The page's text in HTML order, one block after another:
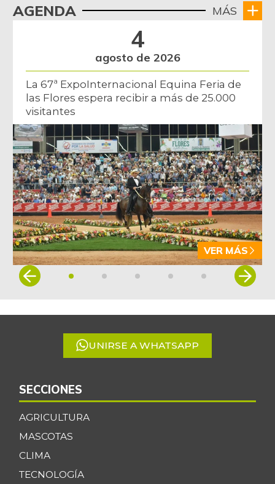
AGENDA MÁS
4
agosto de 2026
La 67ª ExpoInternacional Equina Feria de
las Flores espera recibir a más de 25.000
visitantes
VER MÁS
Item
5
UNIRSE A WHATSAPP
SECCIONES
AGRICULTURA
MASCOTAS
CLIMA
TECNOLOGÍA